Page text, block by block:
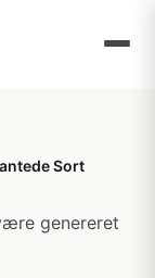
Sort
genereret